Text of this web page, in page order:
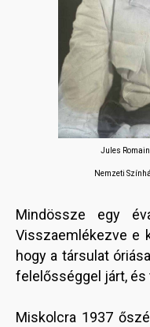
Jules
Nemzeti
Mindössze egy
Visszaemlékezve e
hogy a társulat
felelősséggel járt, és
Miskolcra 1937